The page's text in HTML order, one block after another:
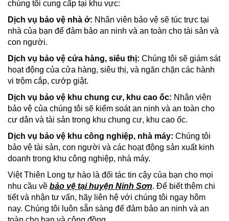
chúng tôi cung cấp tại khu vực:
Dịch vụ bảo vệ nhà ở: Nhân viên bảo vệ sẽ túc trực tại
nhà của bạn để đảm bảo an ninh và an toàn cho tài sản và
con người.
Dịch vụ bảo vệ cửa hàng, siêu thị: Chúng tôi sẽ giám sát
hoạt động của cửa hàng, siêu thị, và ngăn chặn các hành
vi trộm cắp, cướp giật.
Dịch vụ bảo vệ khu chung cư, khu cao ốc: Nhân viên
bảo vệ của chúng tôi sẽ kiểm soát an ninh và an toàn cho
cư dân và tài sản trong khu chung cư, khu cao ốc.
Dịch vụ bảo vệ khu công nghiệp, nhà máy: Chúng tôi
bảo vệ tài sản, con người và các hoạt động sản xuất kinh
doanh trong khu công nghiệp, nhà máy.
Việt Thiên Long tự hào là đối tác tin cậy của bạn cho mọi
nhu cầu về bảo vệ tại huyện Ninh Sơn. Để biết thêm chi
tiết và nhận tư vấn, hãy liên hệ với chúng tôi ngay hôm
nay. Chúng tôi luôn sẵn sàng để đảm bảo an ninh và an